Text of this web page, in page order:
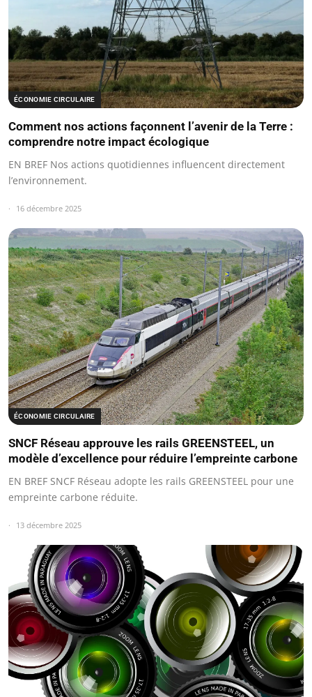
ÉCONOMIE CIRCULAIRE
Comment nos actions façonnent l’avenir de la Terre :
comprendre notre impact écologique
EN BREF Nos actions quotidiennes influencent directement
l’environnement.
16 décembre 2025
ÉCONOMIE CIRCULAIRE
SNCF Réseau approuve les rails GREENSTEEL, un
modèle d’excellence pour réduire l’empreinte carbone
EN BREF SNCF Réseau adopte les rails GREENSTEEL pour une
empreinte carbone réduite.
13 décembre 2025